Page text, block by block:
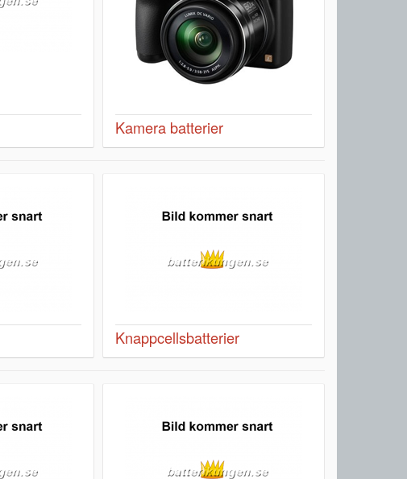
Kamera batterier
Knappcellsbatterier